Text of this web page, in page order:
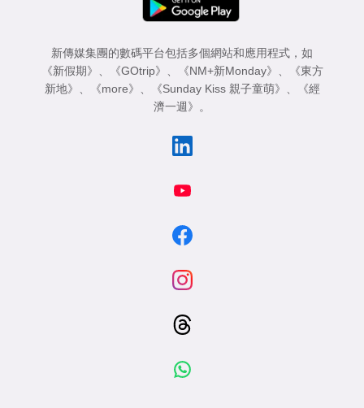
新傳媒集團的數碼平台包括多個網站和應用程式，如
《新假期》
《GOtrip》 《NM+新Monday》
《東方
新地》
《more》 《Sunday Kiss 親子童萌》
《經
濟一週》
。